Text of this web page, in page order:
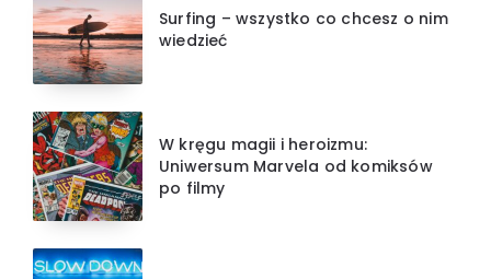
Surfing – wszystko co chcesz o nim
wiedzieć
W kręgu magii i heroizmu:
Uniwersum Marvela od komiksów
po filmy